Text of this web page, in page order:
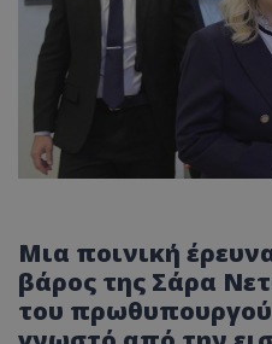
Μια ποινική
βάρος της Σάρα
του πρωθυπουργού